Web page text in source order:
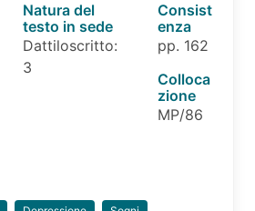
Natura del
testo in sede
Dattiloscritto:
3
Consist
enza
pp. 162
Colloca
zione
MP/86